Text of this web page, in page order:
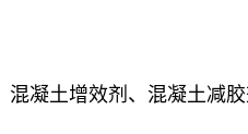
混凝土增效剂、混凝土减